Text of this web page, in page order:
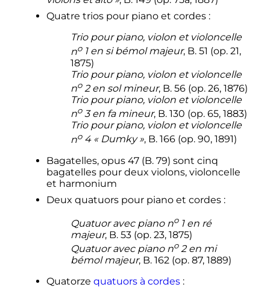
Quatre trios pour piano et cordes :
Trio pour piano, violon et violoncelle
no 1en si bémol majeur, B. 51 (op. 21,
1875)
Trio pour piano, violon et violoncelle
no 2en sol mineur, B. 56 (op. 26, 1876)
Trio pour piano, violon et violoncelle
no 3en fa mineur, B. 130 (op. 65, 1883)
Trio pour piano, violon et violoncelle
no 4« Dumky », B. 166 (op. 90, 1891)
Bagatelles, opus 47 (B. 79) sont cinq
bagatelles pour deux violons, violoncelle
et harmonium
Deux quatuors pour piano et cordes :
Quatuor avec piano no 1en ré
majeur, B. 53 (op. 23, 1875)
Quatuor avec piano no 2en mi
bémol majeur, B. 162 (op. 87, 1889)
Quatorze quatuors à cordes :